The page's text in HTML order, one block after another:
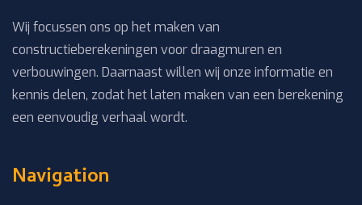
Wij focussen ons op het maken van
constructieberekeningen voor draagmuren en
verbouwingen. Daarnaast willen wij onze informatie en
kennis delen, zodat het laten maken van een berekening
een eenvoudig verhaal wordt.
Navigation